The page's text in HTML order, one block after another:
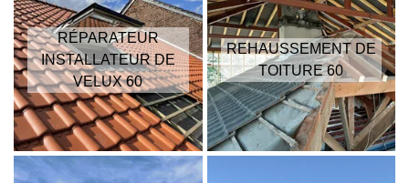
RÉPARATEUR
INSTALLATEUR DE
VELUX 60
REHAUSSEMENT DE
TOITURE 60